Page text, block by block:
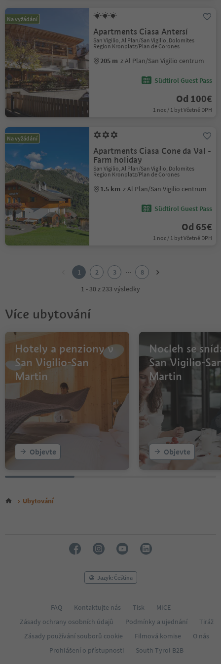
Na vyžádání
Apartments Ciasa Antersí
San Vigilio, Al Plan/San Vigilio, Dolomites
Region Kronplatz/Plan de Corones
205 m z Al Plan/San Vigilio centrum
Südtirol Guest Pass
Od 100€
1 noc / 1 byt Včetně DPH
Na vyžádání
Apartments Ciasa Cone da Val -
Farm holiday
San Vigilio, Al Plan/San Vigilio, Dolomites
Region Kronplatz/Plan de Corones
1.5 km z Al Plan/San Vigilio centrum
Südtirol Guest Pass
Od 65€
1 noc / 1 byt Včetně DPH
6
7
1 2 3 ...
8
1 - 30 z 233 výsledky
Více ubytování
Hotely a penziony v
San Vigilio-San
Martin
Objevte
Nocleh se
San Vigilio-
Martin
Objevte
Ubytování
Jazyk: Čeština
FAQ Kontaktujte nás Tisk
MICE
Zásady ochrany osobních údajů
Podmínky a ujednání
Tiráž
Zásady používání souborů cookie
Filmová komise
O nás
Prohlášení o přístupnosti
South Tyrol B2B